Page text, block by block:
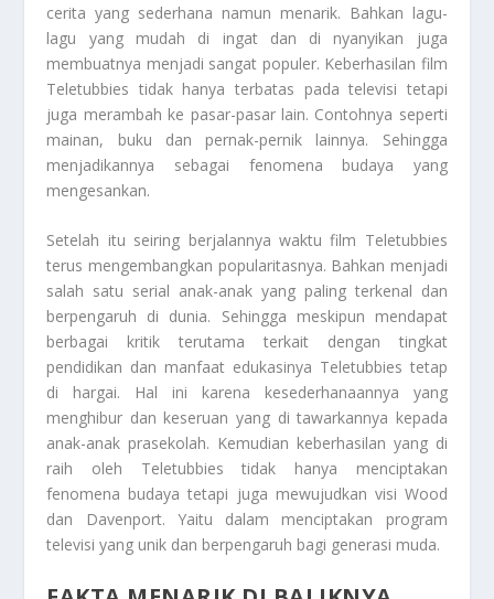
cerita yang sederhana namun menarik. Bahkan lagu-
lagu yang mudah di ingat dan di nyanyikan juga
membuatnya menjadi sangat populer. Keberhasilan film
Teletubbies tidak hanya terbatas pada televisi tetapi
juga merambah ke pasar-pasar lain. Contohnya seperti
mainan, buku dan pernak-pernik lainnya. Sehingga
menjadikannya sebagai fenomena budaya yang
mengesankan.
Setelah itu seiring berjalannya waktu film Teletubbies
terus mengembangkan popularitasnya. Bahkan menjadi
salah satu serial anak-anak yang paling terkenal dan
berpengaruh di dunia. Sehingga meskipun mendapat
berbagai kritik terutama terkait dengan tingkat
pendidikan dan manfaat edukasinya Teletubbies tetap
di hargai. Hal ini karena kesederhanaannya yang
menghibur dan keseruan yang di tawarkannya kepada
anak-anak prasekolah. Kemudian keberhasilan yang di
raih oleh Teletubbies tidak hanya menciptakan
fenomena budaya tetapi juga mewujudkan visi Wood
dan Davenport. Yaitu dalam menciptakan program
televisi yang unik dan berpengaruh bagi generasi muda.